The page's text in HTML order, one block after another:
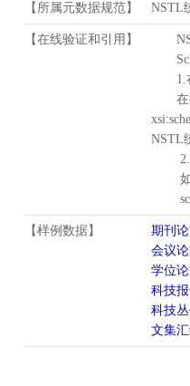
【所属元数据规范】 NSTL
【在线验证和引用】
1.
在待
NSTL
2.
如需
【样例数据】
期刊
会议
学位
科技
科技
文集